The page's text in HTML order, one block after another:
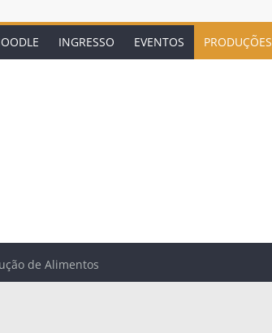
INGRESSO EVENTOS PRODUÇÕES
de Alimentos